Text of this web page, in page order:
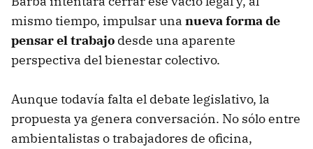
mismo tiempo, impulsar una nueva forma de
pensar el trabajo desde una aparente
perspectiva del bienestar colectivo.
Aunque todavía falta el debate legislativo, la
propuesta ya genera conversación. No sólo entre
ambientalistas o trabajadores de oficina,